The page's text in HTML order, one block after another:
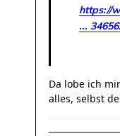
https://
...
Da lobe ich
alles, selbst